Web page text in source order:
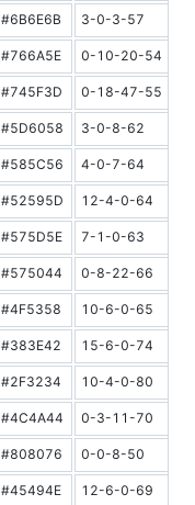
#6B6E6B 3-0-3-57
#766A5E 0-10-20-54
#745F3D 0-18-47-55
#5D6058 3-0-8-62
#585C56 4-0-7-64
#52595D 12-4-0-64
#575D5E 7-1-0-63
#575044 0-8-22-66
#4F5358 10-6-0-65
#383E42 15-6-0-74
#2F3234 10-4-0-80
#4C4A44 0-3-11-70
#808076 0-0-8-50
#45494E 12-6-0-69